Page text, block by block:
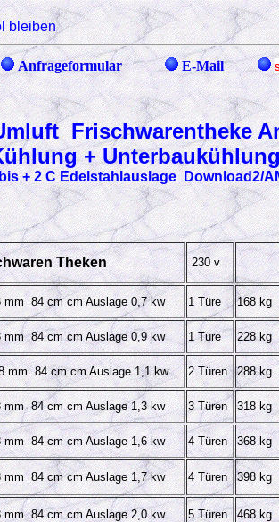
bleiben
Anfrageformular E-Mail
Frischwarentheke
+
+ 2 C Edelstahlauslage Download2/
Theken 230 v
mm 84 cm cm Auslage 0,7 kw 1 Türe 168 kg
mm 84 cm cm Auslage 0,9 kw 1 Türe 228 kg
mm 84 cm cm Auslage 1,1 kw 2 Türen 288 kg
mm 84 cm cm Auslage 1,3 kw 3 Türen 318 kg
mm 84 cm cm Auslage 1,6 kw 4 Türen 368 kg
mm 84 cm cm Auslage 1,7 kw 4 Türen 398 kg
mm 84 cm cm Auslage 2,0 kw 5 Türen 468 kg